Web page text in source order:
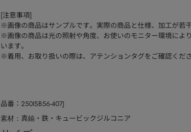
[注意事項]
※画像の商品はサンプルです。実際の商品と仕様、加工が若
※画像の商品は光の照射や角度、お使いのモニター環境によ
います。
※着用、お取り扱いの際は、アテンションタグをご確認くださ
品番 250ISB56-407J
素材 真鍮・鉄・キュービックジルコニア